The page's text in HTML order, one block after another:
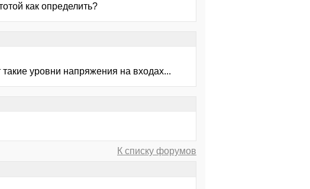
как определить?
уровни напряжения на входах...
К списку форумов